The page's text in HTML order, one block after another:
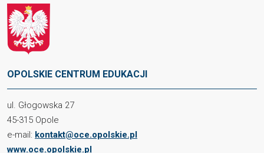
OPOLSKIE CENTRUM EDUKACJI
ul. Głogowska 27
45-315 Opole
e-mail: kontakt@oce.opolskie.pl
www.oce.opolskie.pl